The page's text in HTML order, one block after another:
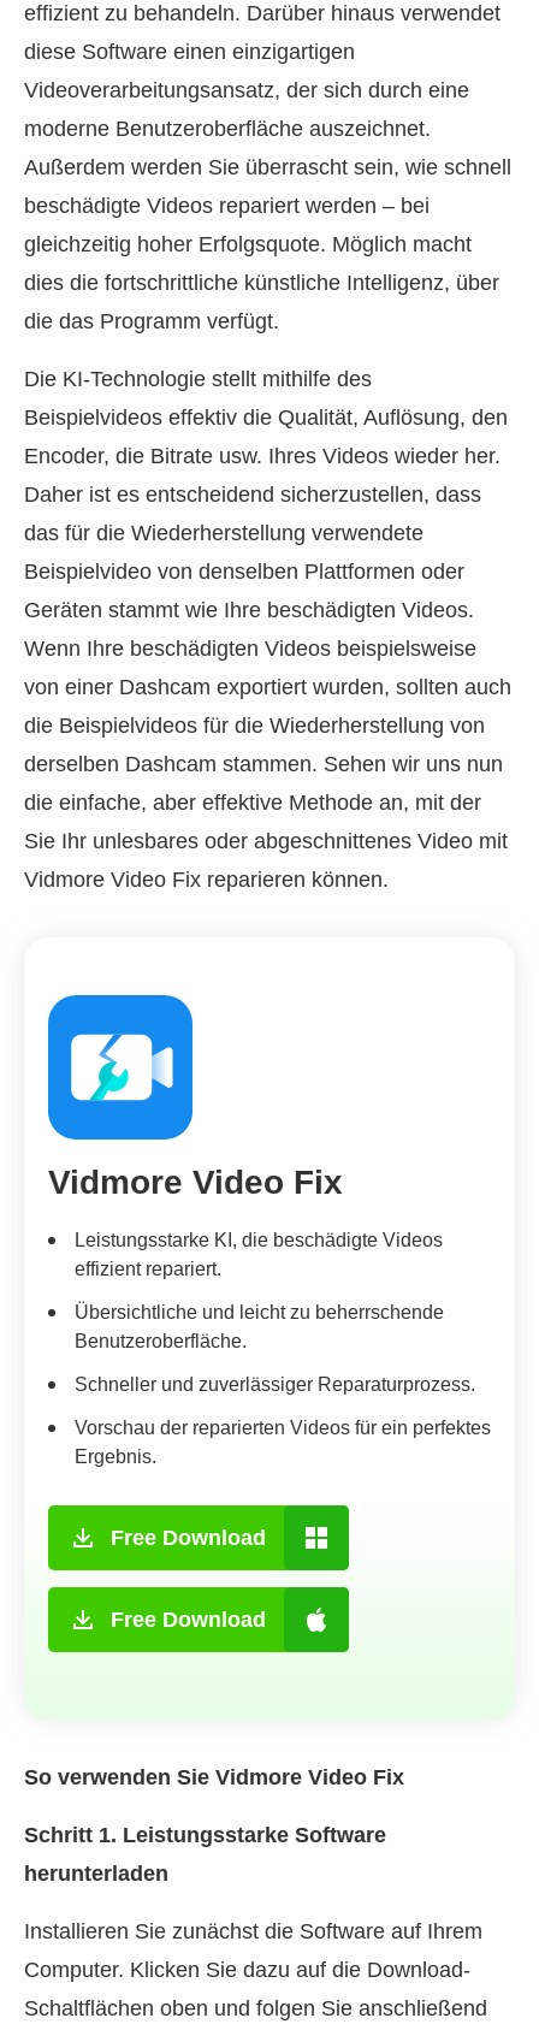
effizient zu behandeln. Darüber hinaus verwendet
diese Software einen einzigartigen
Videoverarbeitungsansatz, der sich durch eine
moderne Benutzeroberfläche auszeichnet.
Außerdem werden Sie überrascht sein, wie schnell
beschädigte Videos repariert werden – bei
gleichzeitig hoher Erfolgsquote. Möglich macht
dies die fortschrittliche künstliche Intelligenz, über
die das Programm verfügt.
Die KI-Technologie stellt mithilfe des
Beispielvideos effektiv die Qualität, Auflösung, den
Encoder, die Bitrate usw. Ihres Videos wieder her.
Daher ist es entscheidend sicherzustellen, dass
das für die Wiederherstellung verwendete
Beispielvideo von denselben Plattformen oder
Geräten stammt wie Ihre beschädigten Videos.
Wenn Ihre beschädigten Videos beispielsweise
von einer Dashcam exportiert wurden, sollten auch
die Beispielvideos für die Wiederherstellung von
derselben Dashcam stammen. Sehen wir uns nun
die einfache, aber effektive Methode an, mit der
Sie Ihr unlesbares oder abgeschnittenes Video mit
Vidmore Video Fix reparieren können.
Vidmore Video Fix
Leistungsstarke KI, die beschädigte Videos
effizient repariert.
Übersichtliche und leicht zu beherrschende
Benutzeroberfläche.
Schneller und zuverlässiger Reparaturprozess.
Vorschau der reparierten Videos für ein perfektes
Ergebnis.
Free Download
Free Download
So verwenden Sie Vidmore Video Fix
Schritt 1. Leistungsstarke Software
herunterladen
Installieren Sie zunächst die Software auf Ihrem
Computer. Klicken Sie dazu auf die Download-
Schaltflächen oben und folgen Sie anschließend